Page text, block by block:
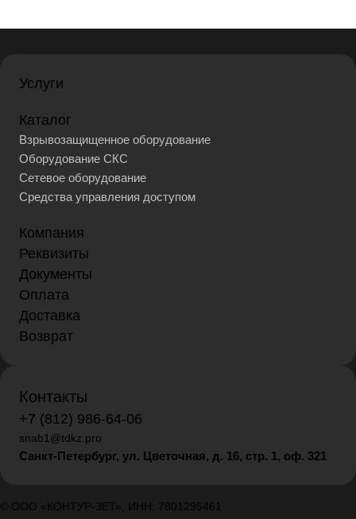
Услуги
Каталог
Взрывозащищенное оборудование
Оборудование СКС
Сетевое оборудование
Средства управления доступом
Компания
Реквизиты
Документы
Оплата
Доставка
Возврат
Контакты
+7 (812) 986-64-06
snab1@tdkz.pro
Санкт-Петербург, ул. Цветочная, д. 16, стр. 1, оф. 321
© ООО «КОНТУР-ЗЕТ», ИНН: 7801295461